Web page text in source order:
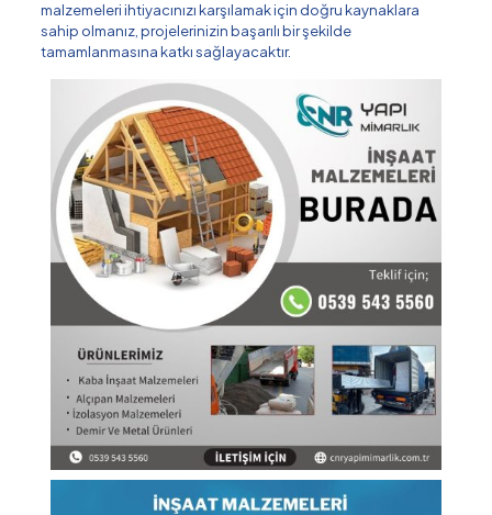
malzemeleri ihtiyacınızı karşılamak için doğru kaynaklara
sahip olmanız, projelerinizin başarılı bir şekilde
tamamlanmasına katkı sağlayacaktır.